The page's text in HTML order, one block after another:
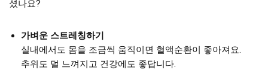
셨나요?
가벼운 스트레칭하기
실내에서도 몸을 조금씩 움직이면 혈액순환이 좋아져요.
추위도 덜 느껴지고 건강에도 좋답니다.